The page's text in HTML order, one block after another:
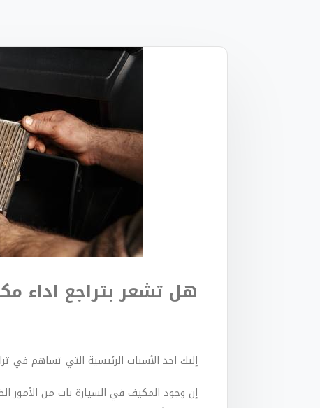
هل تشعر بتراجع اداء
إليك احد الأسباب الرئيسية التي تساهم في
إن وجود المكيف في السيارة بات من الأمور